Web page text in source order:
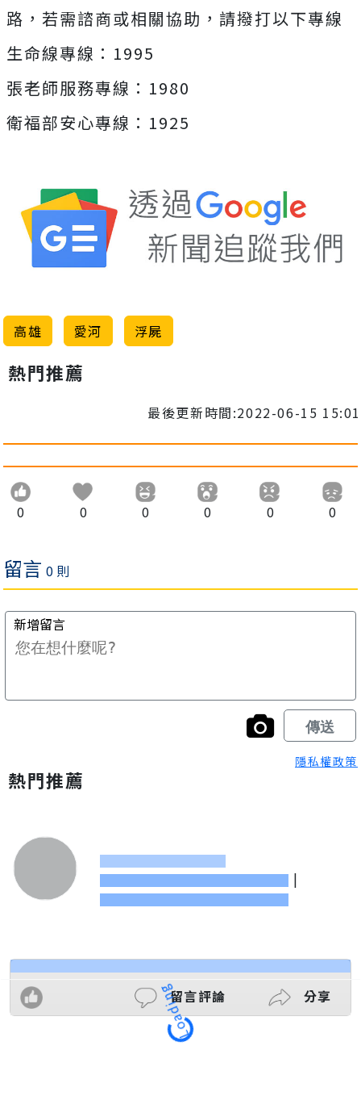
路，若需諮商或相關協助，請撥打以下專線
生命線專線：1995
張老師服務專線：1980
衛福部安心專線：1925
高雄 愛河 浮屍
熱門推薦
最後更新時間:2022-06-15 15:01
0 0 0 0 0 0
隱私權政策
熱門推薦
|
留言評論 分享
Loading